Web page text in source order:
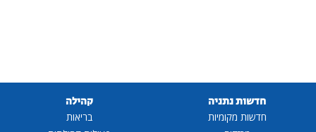
חדשות נתניה
חדשות מקומיות
קהילה
בריאות